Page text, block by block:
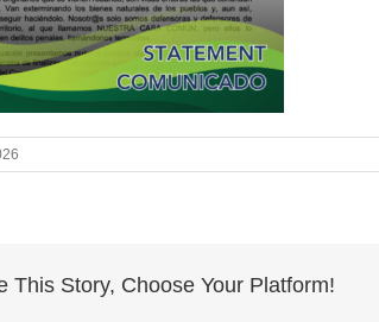
This Story, Choose Your Platform!